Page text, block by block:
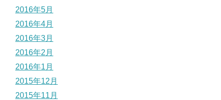
2016年5月
2016年4月
2016年3月
2016年2月
2016年1月
2015年12月
2015年11月